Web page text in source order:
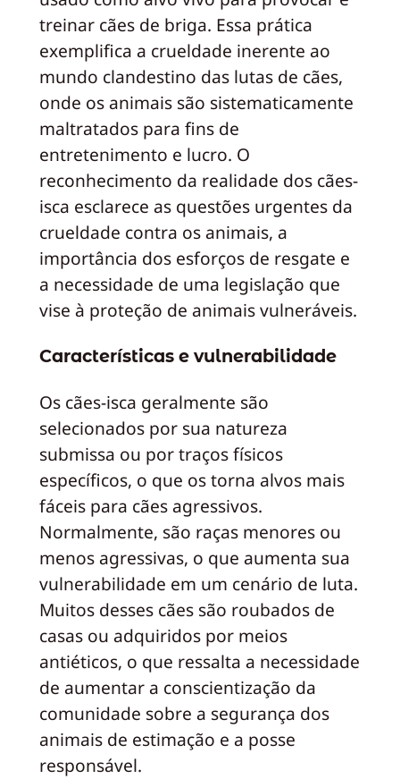
treinar cães de briga. Essa prática
exemplifica a crueldade inerente ao
mundo clandestino das lutas de cães,
onde os animais são sistematicamente
maltratados para fins de
entretenimento e lucro. O
reconhecimento da realidade dos cães-
isca esclarece as questões urgentes da
crueldade contra os animais, a
importância dos esforços de resgate e
a necessidade de uma legislação que
vise à proteção de animais vulneráveis.
Características e vulnerabilidade
Os cães-isca geralmente são
selecionados por sua natureza
submissa ou por traços físicos
específicos, o que os torna alvos mais
fáceis para cães agressivos.
Normalmente, são raças menores ou
menos agressivas, o que aumenta sua
vulnerabilidade em um cenário de luta.
Muitos desses cães são roubados de
casas ou adquiridos por meios
antiéticos, o que ressalta a necessidade
de aumentar a conscientização da
comunidade sobre a segurança dos
animais de estimação e a posse
responsável.